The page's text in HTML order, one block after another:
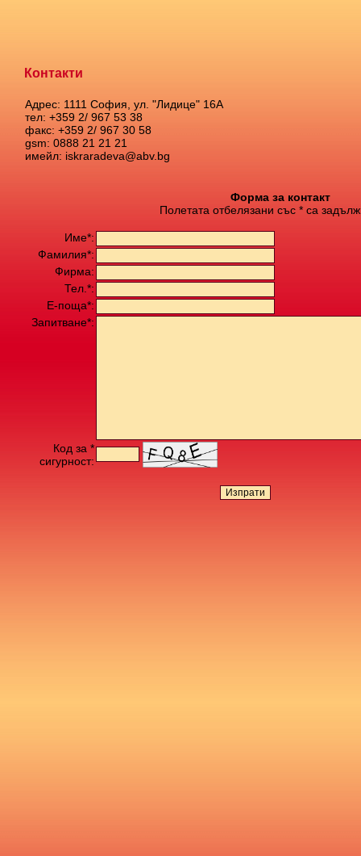
Контакти
Адрес: 1111 София, ул. "Лидице" 16А
тел: +359 2/ 967 53 38
факс: +359 2/ 967 30 58
gsm: 0888 21 21 21
имейл: iskraradeva@abv.bg
Форма за контакт
Полетата отбелязани със * са
Име*:
Фамилия*:
Фирма:
Тел.*:
Е-поща*:
Запитване*:
Код за *
сигурност: